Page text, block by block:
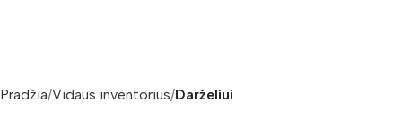
Pradžia Vidaus inventorius Darželiui